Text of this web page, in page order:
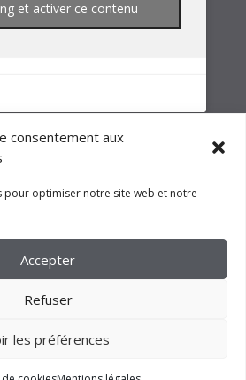
consentement aux
pour optimiser notre site web et notre
Accepter
Refuser
les préférences